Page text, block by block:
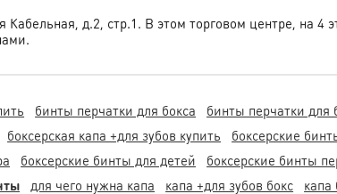
Кабельная, д.2, стр.1. В этом торговом центре, на
бинты перчатки для бокса бинты перчатки для
боксерская капа +для зубов купить боксерские
боксерские бинты для детей боксерские бинты
для чего нужна капа капа +для зубов бокс капа